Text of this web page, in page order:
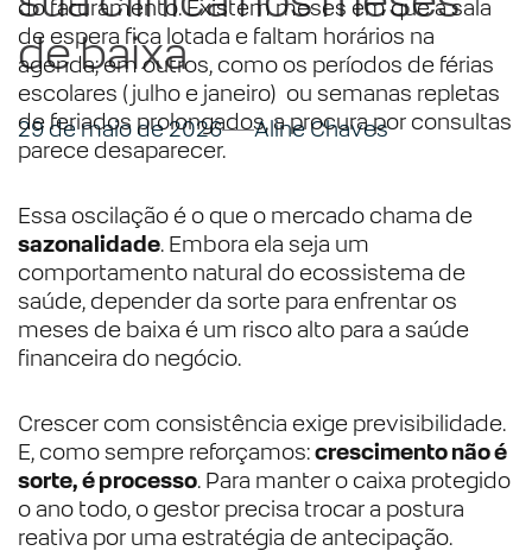
de baixa
29 de maio de 2026 Aline Chaves
do faturamento. Existem meses em que a sala
de espera fica lotada e faltam horários na
agenda; em outros, como os períodos de férias
escolares (julho e janeiro) ou semanas repletas
de feriados prolongados, a procura por consultas
parece desaparecer.
Essa oscilação é o que o mercado chama de
sazonalidade. Embora ela seja um
comportamento natural do ecossistema de
saúde, depender da sorte para enfrentar os
meses de baixa é um risco alto para a saúde
financeira do negócio.
Crescer com consistência exige previsibilidade.
E, como sempre reforçamos:crescimento não é
sorte, é processo. Para manter o caixa protegido
o ano todo, o gestor precisa trocar a postura
reativa por uma estratégia de antecipação.